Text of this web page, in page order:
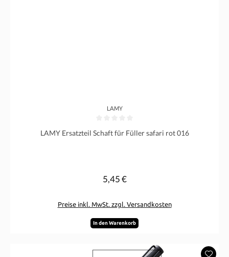
LAMY
LAMY Ersatzteil Schaft für Füller safari rot 016
Regulärer Preis:
5,45 €
Preise inkl. MwSt. zzgl. Versandkosten
In den Warenkorb